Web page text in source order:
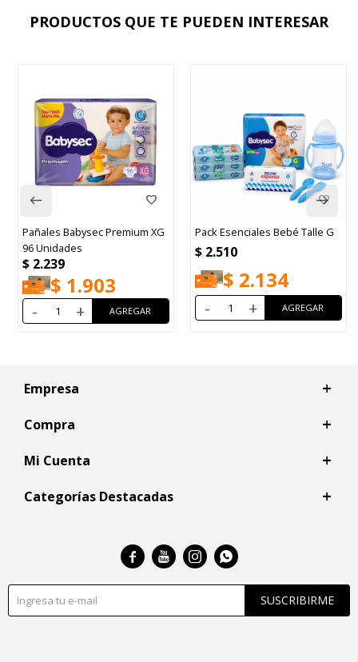
PRODUCTOS QUE TE PUEDEN INTERESAR
Pañales Babysec Premium XG
96 Unidades
$ 2.239
$ 1.903
- +
Pack Esenciales Bebé Talle G
$ 2.510
$ 2.134
- +
Empresa
Compra
Mi Cuenta
Categorías Destacadas
SUSCRIBIRME
   